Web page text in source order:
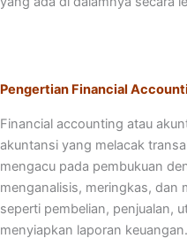
Pengertian Financial
Financial accounting atau
akuntansi yang melacak
mengacu pada pembukuan
menganalisis, meringkas, dan
seperti pembelian, penjualan,
menyiapkan laporan keuangan.